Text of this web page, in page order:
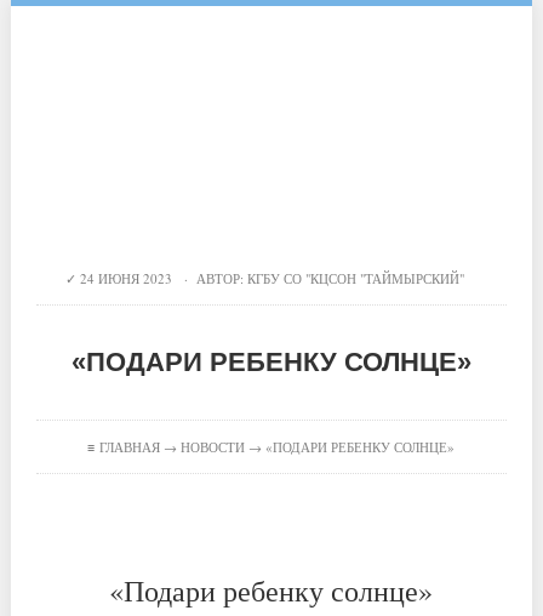
24 ИЮНЯ 2023 · АВТОР: КГБУ СО "КЦСОН "ТАЙМЫРСКИЙ"
«ПОДАРИ РЕБЕНКУ СОЛНЦЕ»
≡ГЛАВНАЯ →НОВОСТИ → «ПОДАРИ РЕБЕНКУ СОЛНЦЕ»
«Подари ребенку солнце»